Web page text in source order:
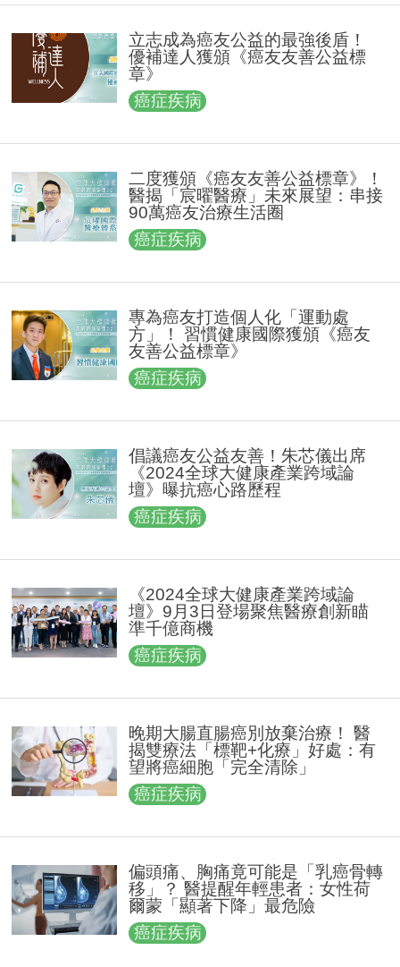
立志成為癌友公益的最強後盾！
優補達人獲頒《癌友友善公益標
章》
癌症疾病
二度獲頒《癌友友善公益標章》！
醫揭「宸曜醫療」未來展望：串接
90萬癌友治療生活圈
癌症疾病
專為癌友打造個人化「運動處
方」！ 習慣健康國際獲頒《癌友
友善公益標章》
癌症疾病
倡議癌友公益友善！朱芯儀出席
《2024全球大健康產業跨域論
壇》曝抗癌心路歷程
癌症疾病
《2024全球大健康產業跨域論
壇》9月3日登場聚焦醫療創新瞄
準千億商機
癌症疾病
晚期大腸直腸癌別放棄治療！ 醫
揭雙療法「標靶+化療」好處：有
望將癌細胞「完全清除」
癌症疾病
偏頭痛、胸痛竟可能是「乳癌骨轉
移」？ 醫提醒年輕患者：女性荷
爾蒙「顯著下降」最危險
癌症疾病